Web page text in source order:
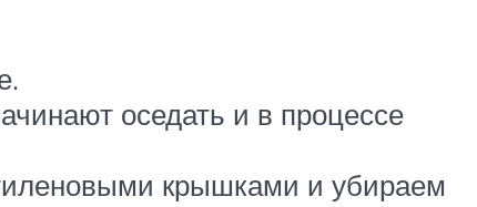
оседать и в процессе
крышками и убираем